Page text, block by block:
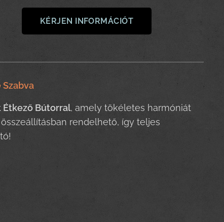
KÉRJEN INFORMÁCIÓT
Étkező Bútorral, amely tökéletes harmóniát
rendelhető, így teljes